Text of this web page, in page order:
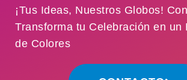
¡Tus Ideas, Nuestros Globos!
Transforma tu Celebración en un
de Colores